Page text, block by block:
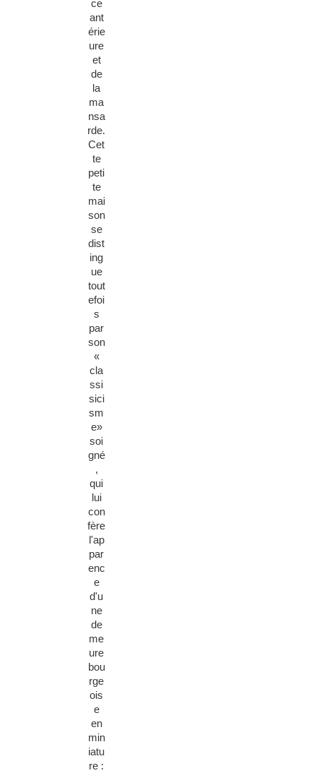
ce
ant
érie
ure
et
de
la
ma
nsa
rde.
Cet
te
peti
te
mai
son
se
dist
ing
ue
tout
efoi
s
par
son
«
cla
ssi
sici
sm
e»
soi
gné
,
qui
lui
con
fère
l'ap
par
enc
e
d'u
ne
de
me
ure
bou
rge
ois
e
en
min
iatu
re :